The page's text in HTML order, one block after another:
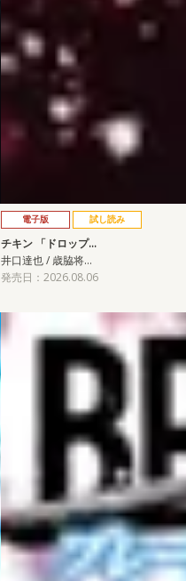
電子版 試し読み
チキン 「ドロップ…
井口達也 / 歳脇将…
発売日：2026.08.06